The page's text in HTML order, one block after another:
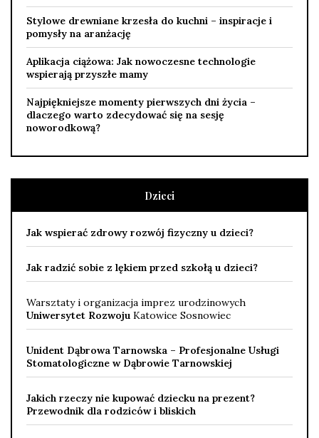
Stylowe drewniane krzesła do kuchni – inspiracje i
pomysły na aranżację
Aplikacja ciążowa: Jak nowoczesne technologie
wspierają przyszłe mamy
Najpiękniejsze momenty pierwszych dni życia –
dlaczego warto zdecydować się na sesję
noworodkową?
Dzieci
Jak wspierać zdrowy rozwój fizyczny u dzieci?
Jak radzić sobie z lękiem przed szkołą u dzieci?
Warsztaty i organizacja imprez urodzinowych
Uniwersytet Rozwoju Katowice Sosnowiec
Unident Dąbrowa Tarnowska – Profesjonalne Usługi
Stomatologiczne w Dąbrowie Tarnowskiej
Jakich rzeczy nie kupować dziecku na prezent?
Przewodnik dla rodziców i bliskich